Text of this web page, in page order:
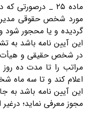
ماده ۲۵ _
مورد شخص حقوقی مدیر
گردیده و یا محجور شود
این آیین نامه باشد
در شخص حقیقی و
مراتب را تا مدت ده
اعلام کند و تا سه ماه
این آیین نامه باشد
مجوز معرفی نماید؛